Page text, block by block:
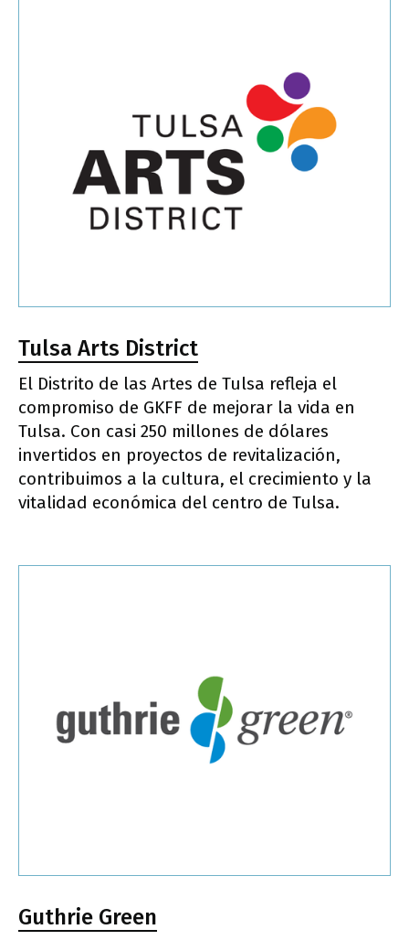
Tulsa Arts District
El Distrito de las Artes de Tulsa refleja el
compromiso de GKFF de mejorar la vida en
Tulsa. Con casi 250 millones de dólares
invertidos en proyectos de revitalización,
contribuimos a la cultura, el crecimiento y la
vitalidad económica del centro de Tulsa.
Guthrie Green